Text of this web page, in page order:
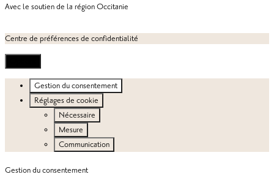
Avec le soutien de la région Occitanie
Centre de préférences de confidentialité
Gestion du consentement
Réglages de cookie
Nécessaire
Mesure
Communication
Gestion du consentement